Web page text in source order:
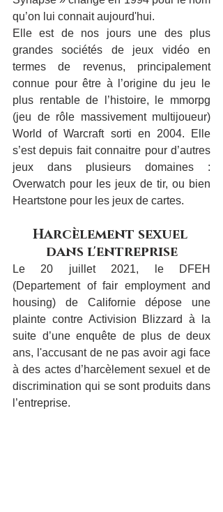
qu’on lui connait aujourd'hui.
Elle est de nos jours une des plus
grandes sociétés de jeux vidéo en
termes de revenus, principalement
connue pour être à l’origine du jeu le
plus rentable de l’histoire, le mmorpg
(jeu de rôle massivement multijoueur)
World of Warcraft sorti en 2004. Elle
s’est depuis fait connaitre pour d’autres
jeux dans plusieurs domaines :
Overwatch pour les jeux de tir, ou bien
Heartstone pour les jeux de cartes.
Harcèlement sexuel
dans l'entreprise
Le 20 juillet 2021, le DFEH
(Departement of fair employment and
housing) de Californie dépose une
plainte contre Activision Blizzard à la
suite d’une enquête de plus de deux
ans, l'accusant de ne pas avoir agi face
à des actes d’harcèlement sexuel et de
discrimination qui se sont produits dans
l’entreprise.